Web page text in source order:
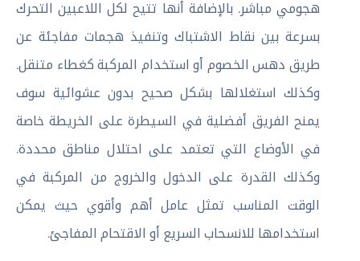
هجومي مباشر. بالإضافة أنها تتيح لكل اللاعبين التحرك
بسرعة بين نقاط الاشتباك وتنفيذ هجمات مفاجئة عن
طريق دهس الخصوم أو استخدام المركبة كغطاء متنقل.
وكذلك استغلالها بشكل صحيح بدون عشوائية سوف
يمنح الفريق أفضلية في السيطرة على الخريطة خاصة
في الأوضاع التي تعتمد على احتلال مناطق محددة.
وكذلك القدرة على الدخول والخروج من المركبة في
الوقت المناسب تمثل عامل أهم وأقوي حيث يمكن
استخدامها للانسحاب السريع أو الاقتحام المفاجئ.